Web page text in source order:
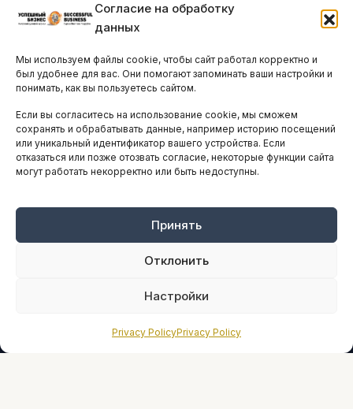
Согласие на обработку
данных
Мы используем файлы cookie, чтобы сайт работал корректно и
был удобнее для вас. Они помогают запоминать ваши настройки и
понимать, как вы пользуетесь сайтом.
Если вы согласитесь на использование cookie, мы сможем
сохранять и обрабатывать данные, например историю посещений
или уникальный идентификатор вашего устройства. Если
отказаться или позже отозвать согласие, некоторые функции сайта
могут работать некорректно или быть недоступны.
Принять
Отклонить
Настройки
Privacy PolicyPrivacy Policy
Бизнес-клубы и ассоциации
Остальные новости
АНАЛИТИКА И СТАТИСТИКА
ARTICLES IN ENGLISH
НАВИГАЦИЯ
Оплата онлайн